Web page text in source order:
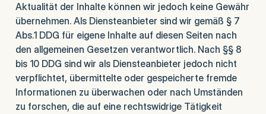
Aktualität der Inhalte können wir jedoch keine Gewähr
übernehmen. Als Diensteanbieter sind wir gemäß § 7
Abs.1 DDG für eigene Inhalte auf diesen Seiten nach
den allgemeinen Gesetzen verantwortlich. Nach §§ 8
bis 10 DDG sind wir als Diensteanbieter jedoch nicht
verpflichtet, übermittelte oder gespeicherte fremde
Informationen zu überwachen oder nach Umständen
zu forschen, die auf eine rechtswidrige Tätigkeit